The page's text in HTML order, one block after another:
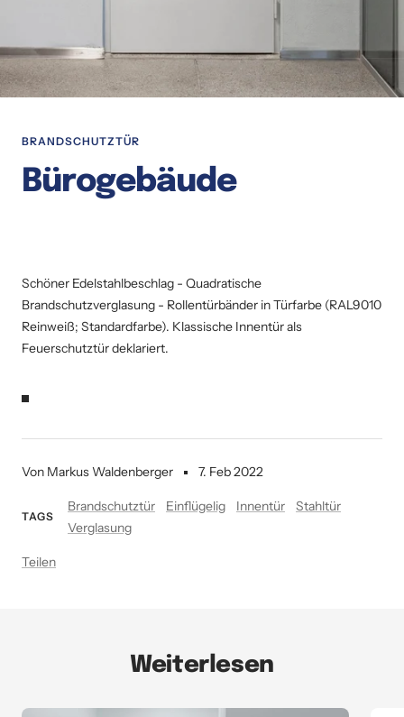
BRANDSCHUTZTÜR
Bürogebäude
Von Markus Waldenberger 7. Feb 2022
TAGS
Brandschutztür Einflügelig Innentür
Stahltür
Verglasung
Teilen
Schöner Edelstahlbeschlag - Quadratische
Brandschutzverglasung - Rollentürbänder in Türfarbe (RAL9010
Reinweiß; Standardfarbe). Klassische Innentür als
Feuerschutztür deklariert.
Weiterlesen